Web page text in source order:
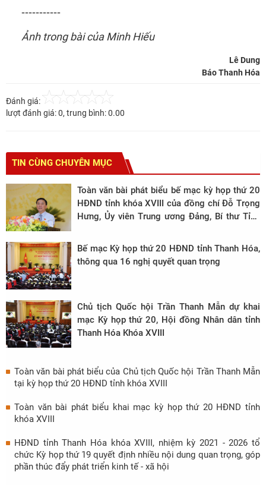
-----------
Ảnh trong bài của Minh Hiếu
Lê Dung
Báo Thanh Hóa
Đánh giá:
lượt đánh giá:0, trung bình:0.00
TIN CÙNG CHUYÊN MỤC
Toàn văn bài phát biểu bế mạc kỳ họp thứ 20
HĐND tỉnh khóa XVIII của đồng chí Đỗ Trọng
Hưng, Ủy viên Trung ương Đảng, Bí thư Tỉnh
Bế mạc Kỳ họp thứ 20 HĐND tỉnh Thanh Hóa,
thông qua 16 nghị quyết quan trọng
Chủ tịch Quốc hội Trần Thanh Mẫn dự khai
mạc Kỳ họp thứ 20, Hội đồng Nhân dân tỉnh
Thanh Hóa Khóa XVIII
Toàn văn bài phát biểu của Chủ tịch Quốc hội Trần Thanh Mẫn
tại kỳ họp thứ 20 HĐND tỉnh khóa XVIII
Toàn văn bài phát biểu khai mạc kỳ họp thứ 20 HĐND tỉnh
khóa XVIII
HĐND tỉnh Thanh Hóa khóa XVIII, nhiệm kỳ 2021 - 2026 tổ
chức Kỳ họp thứ 19 quyết định nhiều nội dung quan trọng, góp
phần thúc đẩy phát triển kinh tế - xã hội